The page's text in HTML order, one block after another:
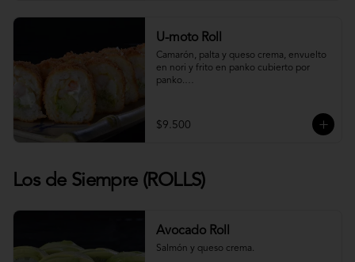
U-moto Roll
Camarón, palta y queso crema, envuelto
en nori y frito en panko cubierto por
panko.
$9.500
Los de Siempre (ROLLS)
Avocado Roll
Salmón y queso crema.